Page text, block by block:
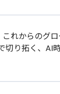
れからのグ
切り拓く、AI